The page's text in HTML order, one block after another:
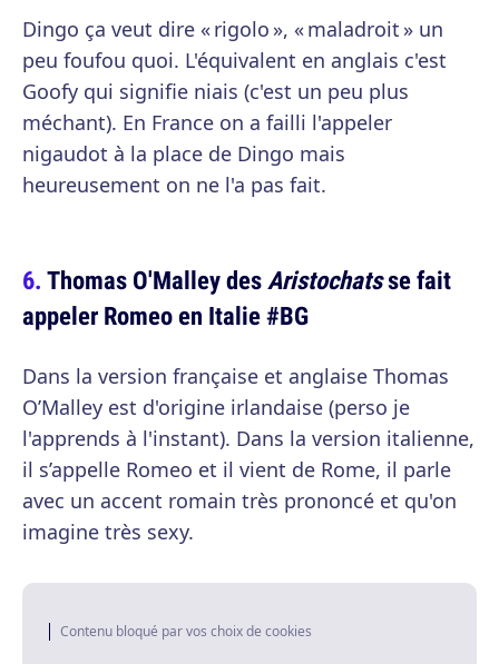
Dingo ça veut dire « rigolo », « maladroit » un
peu foufou quoi. L'équivalent en anglais c'est
Goofy qui signifie niais (c'est un peu plus
méchant). En France on a failli l'appeler
nigaudot à la place de Dingo mais
heureusement on ne l'a pas fait.
Thomas O'Malley desAristochatsse fait
appeler Romeo en Italie #BG
Dans la version française et anglaise Thomas
O’Malley est d'origine irlandaise (perso je
l'apprends à l'instant). Dans la version italienne,
il s’appelle Romeo et il vient de Rome, il parle
avec un accent romain très prononcé et qu'on
imagine très sexy.
Contenu bloqué par vos choix de cookies